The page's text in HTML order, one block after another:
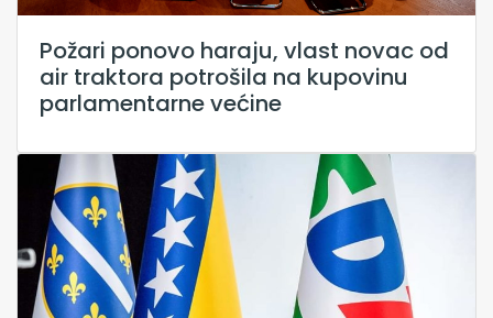
Požari ponovo haraju, vlast novac od
air traktora potrošila na kupovinu
parlamentarne većine